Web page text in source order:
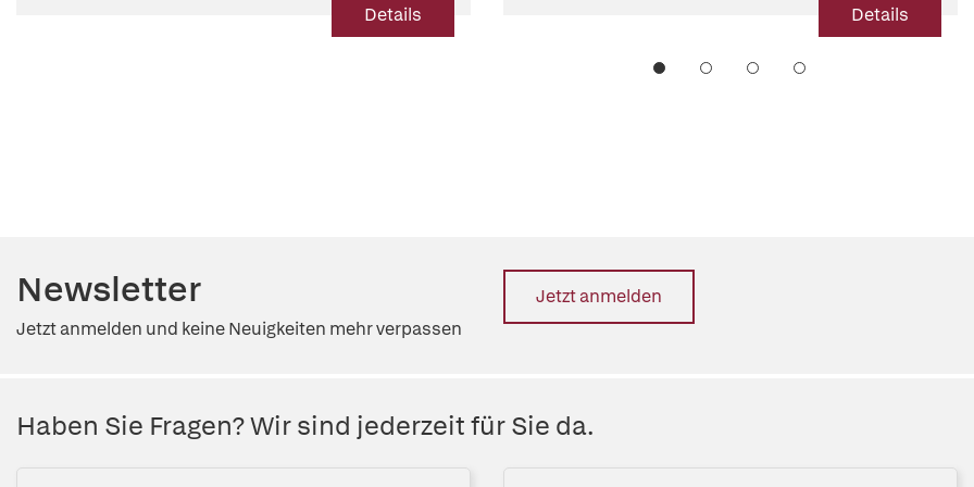
Details Details
Newsletter
Jetzt anmelden und keine Neuigkeiten mehr verpassen
Jetzt anmelden
Haben Sie Fragen? Wir sind jederzeit für Sie da.